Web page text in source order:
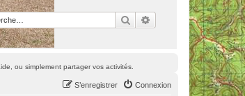
RechercherRecherche avancée
ou simplement partager vos activités.
Connexion
S’enregistrer